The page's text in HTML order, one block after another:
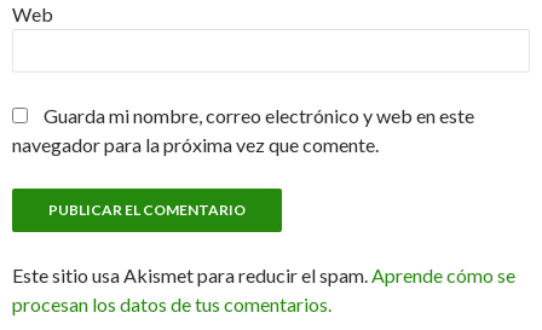
Web
Guarda mi nombre, correo electrónico y web en este
navegador para la próxima vez que comente.
Este sitio usa Akismet para reducir el spam.Aprende cómo se
procesan los datos de tus comentarios.